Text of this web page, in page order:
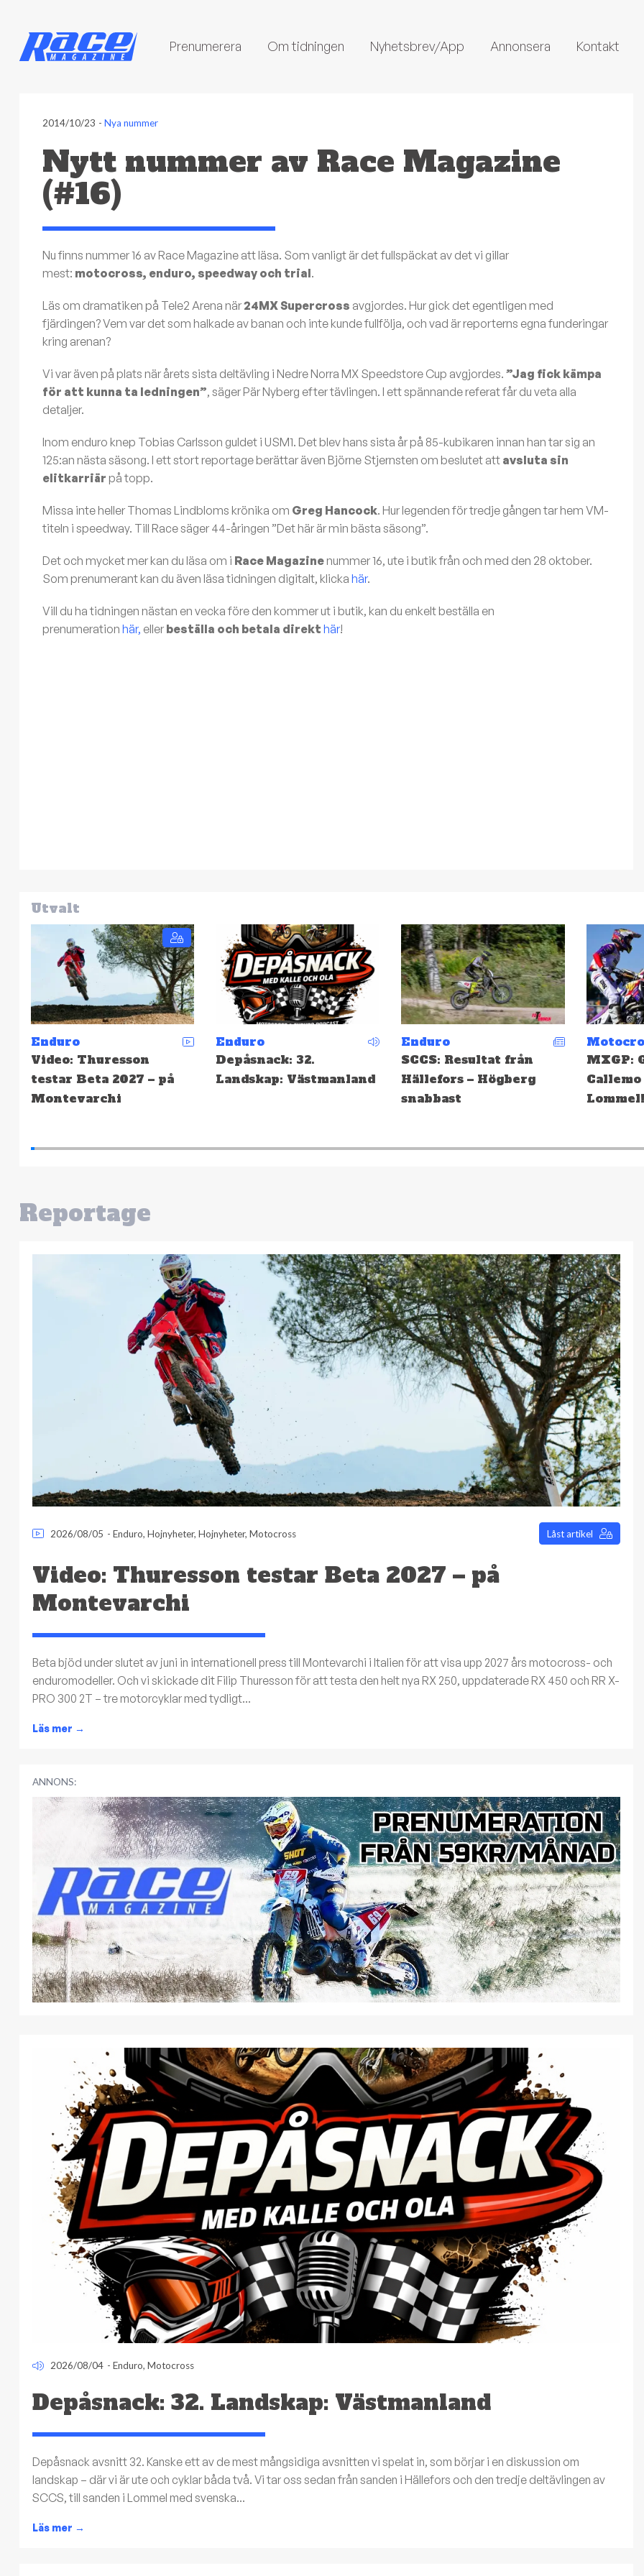
Prenumerera Om tidningen Nyhetsbrev/App Annonsera Kontakt
2014/10/23 - Nya nummer
Nytt nummer av Race Magazine
(#16)
Nu finns nummer 16 av Race Magazine att läsa. Som vanligt är det fullspäckat av det vi gillar
mest: motocross, enduro, speedway och trial.
Läs om dramatiken på Tele2 Arena när24MX Supercross avgjordes. Hur gick det egentligen med
fjärdingen? Vem var det som halkade av banan och inte kunde fullfölja, och vad är reporterns egna funderingar
kring arenan?
Vi var även på plats när årets sista deltävling i Nedre Norra MX Speedstore Cup avgjordes. ”Jag fick kämpa
för att kunna ta ledningen”, säger Pär Nyberg efter tävlingen. I ett spännande referat får du veta alla
detaljer.
Inom enduro knep Tobias Carlsson guldet i USM1. Det blev hans sista år på 85-kubikaren innan han tar sig an
125:an nästa säsong. I ett stort reportage berättar även Björne Stjernsten om beslutet att avsluta sin
elitkarriär på topp.
Missa inte heller Thomas Lindbloms krönika om Greg Hancock. Hur legenden för tredje gången tar hem VM-
titeln i speedway. Till Race säger 44-åringen ”Det här är min bästa säsong”.
Det och mycket mer kan du läsa om i Race Magazinenummer 16, ute i butik från och med den 28 oktober.
Som prenumerant kan du även läsa tidningen digitalt, klicka här.
Vill du ha tidningen nästan en vecka före den kommer ut i butik, kan du enkelt beställa en
prenumeration här, eller beställa och betala direkt här!
Utvalt
Enduro
Depåsnack: 32.
Landskap: Västmanland
Enduro
SCCS: Resultat från
Hällefors – Högberg
Motocross
MXGP: Gifting och
Callemo topp tio i
Lommel!
EMX:
medalj i
Reportage
2026/08/05 - Enduro, Hojnyheter, Hojnyheter, Motocross Låst artikel
Video: Thuresson testar Beta 2027 – på
Montevarchi
Beta bjöd under slutet av juni in internationell press till Montevarchi i Italien för att visa upp 2027 års motocross- och
enduromodeller. Och vi skickade dit Filip Thuresson för att testa den helt nya RX 250, uppdaterade RX 450 och RR X-
PRO 300 2T – tre motorcyklar med tydligt...
Läs mer →
ANNONS:
2026/08/04 - Enduro, Motocross
Depåsnack: 32. Landskap: Västmanland
Depåsnack avsnitt 32. Kanske ett av de mest mångsidiga avsnitten vi spelat in, som börjar i en diskussion om
landskap – där vi är ute och cyklar båda två. Vi tar oss sedan från sanden i Hällefors och den tredje deltävlingen av
SCCS, till sanden i Lommel med svenska...
Läs mer →